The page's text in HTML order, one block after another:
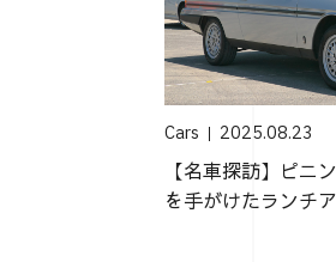
Cars 2025.08.23
【名車探訪】ピニ
を手がけたランチ